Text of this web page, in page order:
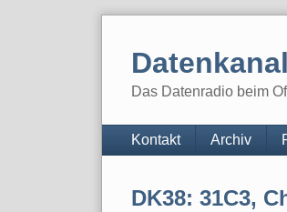
Datenkanal
Das Datenradio beim
Navigation
Kontakt Archiv
DK38: 31C3,